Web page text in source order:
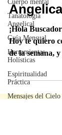
Cuerpo mental
Tanatología
Angelical
Guía Mensual
Herramientas
Holísticas
Espiritualidad
Práctica
Mensajes del Cielo
¡Hola
Hoy te quiero
de la semana,
preguntarte...